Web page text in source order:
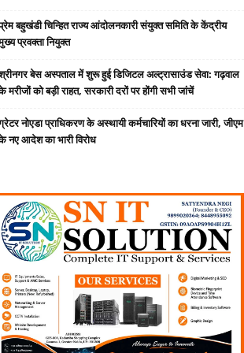
बहुखंडी चिन्हित राज्य आंदोलनकारी संयुक्त समिति के केंद्रीय
प्रवक्ता नियुक्त
बेस अस्पताल में शुरू हुई डिजिटल अल्ट्रासाउंड सेवा: गढ़वाल
मरीजों को बड़ी राहत, सरकारी दरों पर होंगी सभी जांचें
नोएडा प्राधिकरण के अस्थायी कर्मचारियों का धरना जारी, जीएम
नए आदेश का भारी विरोध